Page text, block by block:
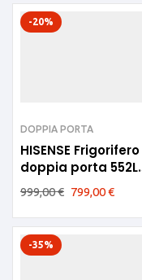
-20%
DOPPIA PORTA
HISENSE Frigorifero
doppia porta 552L
NoFrost E Inox
RT728N4WCE
999,00€ 799,00€
-35%